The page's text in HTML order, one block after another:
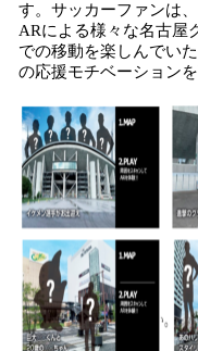
す。サッカーファンは
ARによる様々な名古屋
での移動を楽しんでい
の応援モチベーション